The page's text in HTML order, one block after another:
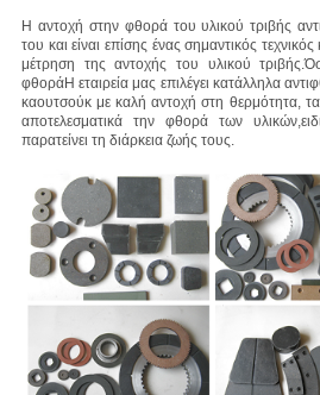
Η αντοχή στην φθορά του υλικού τριβής
του και είναι επίσης ένας σημαντικός τεχνικός
μέτρηση της αντοχής του υλικού
φθοράΗ εταιρεία μας επιλέγει κατάλληλα
καουτσούκ με καλή αντοχή στη θερμότητα,
αποτελεσματικά την φθορά των
παρατείνει τη διάρκεια ζωής τους.